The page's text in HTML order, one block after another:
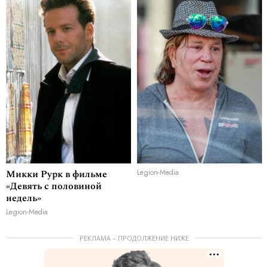
Микки Рурк в фильме
«Девять с половиной
недель»
Legion-Media
Legion-Media
РЕКЛАМА – ПРОДОЛЖЕНИЕ НИЖЕ